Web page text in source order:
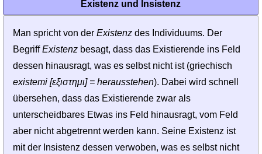
Existenz und Insistenz
Man spricht von der Existenzdes Individuums. Der
BegriffExistenzbesagt, dass das Existierende ins Feld
dessen hinausragt, was es selbst nicht ist (griechisch
existemi [εξιστημι] = herausstehen). Dabei wird schnell
übersehen, dass das Existierende zwar als
unterscheidbares Etwas ins Feld hinausragt, vom Feld
aber nicht abgetrennt werden kann. Seine Existenz ist
mit der Insistenz dessen verwoben, was es selbst nicht